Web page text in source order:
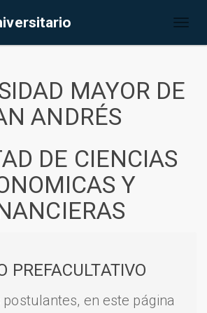
MAYOR DE
ANDRÉS
DE CIENCIAS
Y
PREFACULTATIVO
en este página